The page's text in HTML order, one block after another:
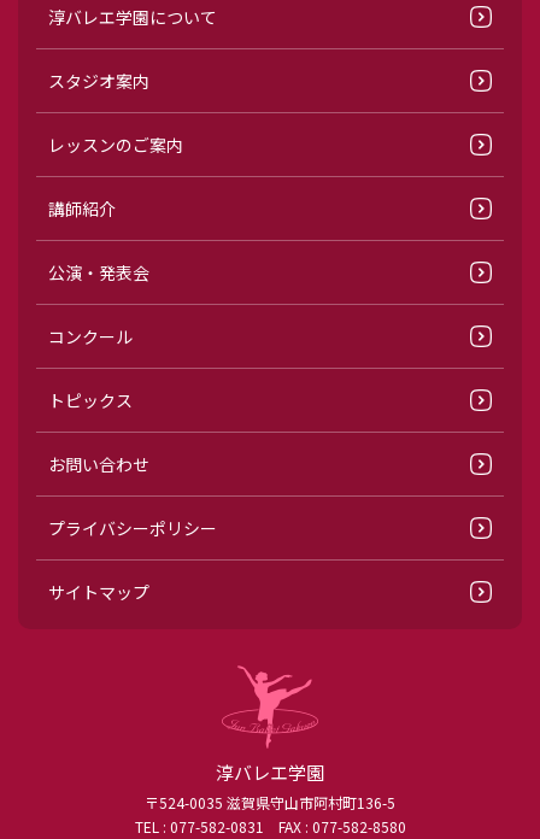
淳バレエ学園について
スタジオ案内
レッスンのご案内
講師紹介
公演・発表会
コンクール
トピックス
お問い合わせ
プライバシーポリシー
サイトマップ
淳バレエ学園
〒524-0035 滋賀県守山市阿村町136-5
TEL : 077-582-0831 FAX : 077-582-8580